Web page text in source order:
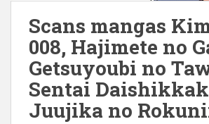
Scans mangas
008, Hajimete no
Getsuyoubi no
Sentai
Juujika no